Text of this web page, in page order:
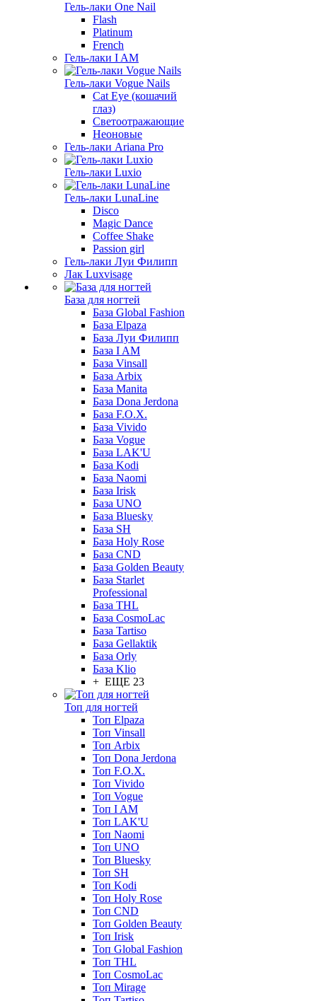
Гель-лаки One Nail
Flash
Platinum
French
Гель-лаки I AM
Гель-лаки Vogue Nails
Cat Eye (кошачий
глаз)
Светоотражающие
Неоновые
Гель-лаки Ariana Pro
Гель-лаки Luxio
Гель-лаки LunaLine
Disco
Magic Dance
Coffee Shake
Passion girl
Гель-лаки Луи Филипп
Лак Luxvisage
База для ногтей
База Global Fashion
База Elpaza
База Луи Филипп
База I AM
База Vinsall
База Arbix
База Manita
База Dona Jerdona
База F.O.X.
База Vivido
База Vogue
База LAK'U
База Kodi
База Naomi
База Irisk
База UNO
База Bluesky
База SH
База Holy Rose
База CND
База Golden Beauty
База Starlet
Professional
База THL
База CosmoLac
База Tartiso
База Gellaktik
База Orly
База Klio
+ ЕЩЕ 23
Топ для ногтей
Топ Elpaza
Топ Vinsall
Топ Arbix
Топ Dona Jerdona
Топ F.O.X.
Топ Vivido
Топ Vogue
Топ I AM
Топ LAK'U
Топ Naomi
Топ UNO
Топ Bluesky
Топ SH
Топ Kodi
Топ Holy Rose
Топ CND
Топ Golden Beauty
Топ Irisk
Топ Global Fashion
Топ THL
Топ CosmoLac
Топ Mirage